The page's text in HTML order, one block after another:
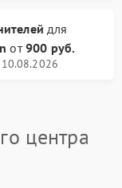
для
от900 руб.
центра